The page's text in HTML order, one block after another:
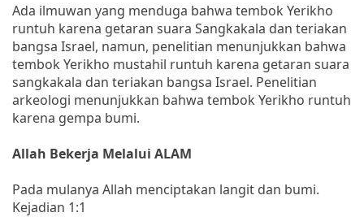
Ada ilmuwan yang menduga bahwa tembok Yerikho
runtuh karena getaran suara Sangkakala dan teriakan
bangsa Israel, namun, penelitian menunjukkan bahwa
tembok Yerikho mustahil runtuh karena getaran suara
sangkakala dan teriakan bangsa Israel. Penelitian
arkeologi menunjukkan bahwa tembok Yerikho runtuh
karena gempa bumi.
Allah Bekerja Melalui ALAM
Pada mulanya Allah menciptakan langit dan bumi.
Kejadian 1:1